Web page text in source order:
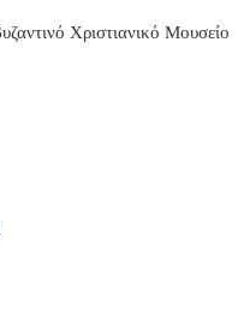
Χριστιανικό Μουσείο